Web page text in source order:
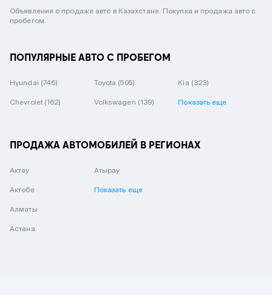
Объявления о продаже авто в Казахстане. Покупка и продажа авто с
пробегом.
ПОПУЛЯРНЫЕ АВТО С ПРОБЕГОМ
Hyundai (746) Toyota (505) Kia (323)
Chevrolet (162) Volkswagen (139) Показать еще
ПРОДАЖА АВТОМОБИЛЕЙ В РЕГИОНАХ
Актау
Актобе
Алматы
Астана
Атырау
Показать еще